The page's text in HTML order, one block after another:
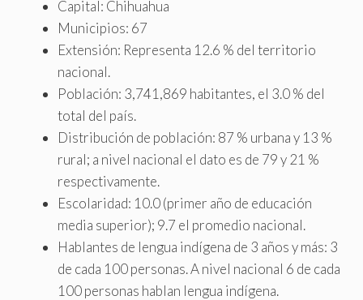
Capital: Chihuahua
Municipios: 67
Extensión: Representa 12.6 % del territorio
nacional.
Población: 3,741,869 habitantes, el 3.0 % del
total del país.
Distribución de población: 87 % urbana y 13 %
rural; a nivel nacional el dato es de 79 y 21 %
respectivamente.
Escolaridad: 10.0 (primer año de educación
media superior); 9.7 el promedio nacional.
Hablantes de lengua indígena de 3 años y más: 3
de cada 100 personas. A nivel nacional 6 de cada
100 personas hablan lengua indígena.